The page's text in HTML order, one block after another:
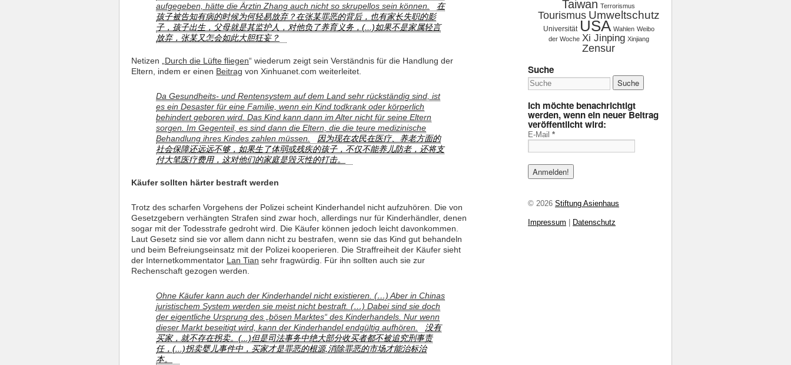
aufgegeben, hätte die Ärztin Zhang auch nicht so skrupellos sein können.
在
孩子被告知有病的时候为何轻易放弃？在张某罪恶的背后，也有家长失职的影
子，孩子出生，父母就是其监护人，对他负了养育义务，(...)如果不是家属轻言
放弃，张某又怎会如此大胆狂妄？
Netizen „Durch die Lüfte fliegen“ wiederum zeigt sein Verständnis für die Handlung der
Eltern, indem er einen Beitrag von Xinhuanet.com weiterleitet.
Da Gesundheits- und Rentensystem auf dem Land sehr rückständig sind, ist
es ein Desaster für eine Familie, wenn ein Kind todkrank oder körperlich
behindert geboren wird. Das Kind kann dann im Alter nicht für seine Eltern
sorgen. Im Gegenteil, es sind dann die Eltern, die die teure medizinische
Behandlung ihres Kindes zahlen müssen.
因为现在农民在医疗、养老方面的
社会保障还远远不够，如果生了体弱或残疾的孩子，不仅不能养儿防老，还将支
付大笔医疗费用，这对他们的家庭是毁灭性的打击。
Käufer sollten härter bestraft werden
Trotz des scharfen Vorgehens der Polizei scheint Kinderhandel nicht aufzuhören. Die von
Gesetzgebern verhängten Strafen sind zwar hoch, allerdings nur für Kinderhändler, denen
sogar mit der Todesstrafe gedroht wird. Die Käufer können jedoch leicht davonkommen.
Laut Gesetz sind sie vor allem dann nicht zu bestrafen, wenn sie das Kind gut behandeln
und beim Befreiungseinsatz mit der Polizei kooperieren. Die Straffreiheit der Käufer sieht
der Internetkommentator Lan Tian sehr fragwürdig. Für ihn sollten auch sie zur
Rechenschaft gezogen werden.
Ohne Käufer kann auch der Kinderhandel nicht existieren. (…) Aber in Chinas
juristischem System werden sie meist nicht bestraft. (…) Dabei sind sie doch
der eigentliche Ursprung des „bösen Marktes“ des Kinderhandels. Nur wenn
dieser Markt beseitigt wird, kann der Kinderhandel endgültig aufhören.
没有
买家，就不存在拐卖。(...)但是司法事务中绝大部分收买者都不被追究刑事责
任，(...)拐卖婴儿事件中，买家才是罪恶的根源,消除罪恶的市场才能治标治
本。
Taiwan Terrorismus
Tourismus Umweltschutz
Universität USA Wahlen Weibo
der Woche Xi Jinping Xinjiang
Zensur
Suche
Ich möchte benachrichtigt
werden, wenn ein neuer Beitrag
veröffentlicht wird:
E-Mail *
© 2026 Stiftung Asienhaus
Impressum Datenschutz